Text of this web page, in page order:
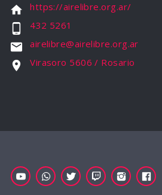
home https://airelibre.org.ar/
phone_android 432 5261
email airelibre@airelibre.org.ar
location_on Virasoro 5606 / Rosario